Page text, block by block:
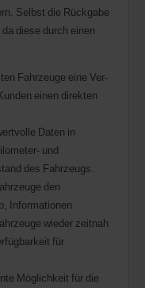
Selbst die Rückgabe
diese durch einen
Fahrzeuge eine Ver-
einen direkten
Daten in
und
des Fahrzeugs.
den
Informationen
wieder zeitnah
für
Möglichkeit für die